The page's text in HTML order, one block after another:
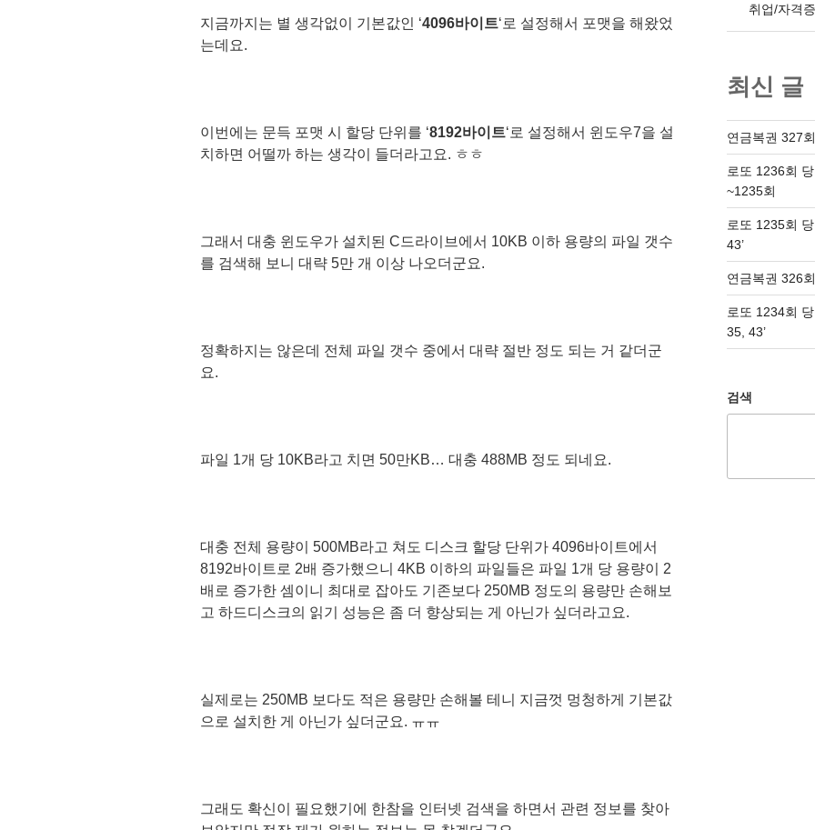
지금까지는 별 생각없이 기본값인 ‘4096바이트‘로 설정해서 포맷을 해왔었
는데요.
이번에는 문득 포맷 시 할당 단위를 ‘8192바이트‘로 설정해서 윈도우7을 설
치하면 어떨까 하는 생각이 들더라고요. ㅎㅎ
그래서 대충 윈도우가 설치된 C드라이브에서 10KB 이하 용량의 파일 갯수
를 검색해 보니 대략 5만 개 이상 나오더군요.
정확하지는 않은데 전체 파일 갯수 중에서 대략 절반 정도 되는 거 같더군
요.
파일 1개 당 10KB라고 치면 50만KB… 대충 488MB 정도 되네요.
대충 전체 용량이 500MB라고 쳐도 디스크 할당 단위가 4096바이트에서
8192바이트로 2배 증가했으니 4KB 이하의 파일들은 파일 1개 당 용량이 2
배로 증가한 셈이니 최대로 잡아도 기존보다 250MB 정도의 용량만 손해보
고 하드디스크의 읽기 성능은 좀 더 향상되는 게 아닌가 싶더라고요.
실제로는 250MB 보다도 적은 용량만 손해볼 테니 지금껏 멍청하게 기본값
으로 설치한 게 아닌가 싶더군요. ㅠㅠ
그래도 확신이 필요했기에 한참을 인터넷 검색을 하면서 관련 정보를 찾아
취업/자격증
최신 글
연금복권 327
로또 1236회
~1235회
로또 1235회
43’
연금복권 326
로또 1234회
35, 43’
검색